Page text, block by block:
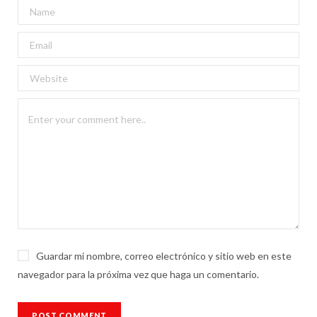
Guardar mi nombre, correo electrónico y sitio web en este
navegador para la próxima vez que haga un comentario.